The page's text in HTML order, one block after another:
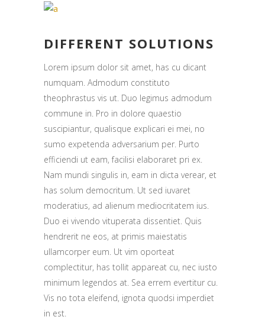
DIFFERENT SOLUTIONS
Lorem ipsum dolor sit amet, has cu dicant
numquam. Admodum constituto
theophrastus vis ut. Duo legimus admodum
commune in. Pro in dolore quaestio
suscipiantur, qualisque explicari ei mei, no
sumo expetenda adversarium per. Purto
efficiendi ut eam, facilisi elaboraret pri ex.
Nam mundi singulis in, eam in dicta verear, et
has solum democritum. Ut sed iuvaret
moderatius, ad alienum mediocritatem ius.
Duo ei vivendo vituperata dissentiet. Quis
hendrerit ne eos, at primis maiestatis
ullamcorper eum. Ut vim oporteat
complectitur, has tollit appareat cu, nec iusto
minimum legendos at. Sea errem evertitur cu.
Vis no tota eleifend, ignota quodsi imperdiet
in est.